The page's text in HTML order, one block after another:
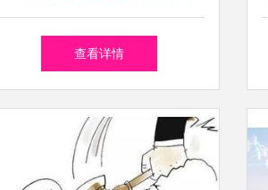
——精准投资咨询，引领价值
查看详情